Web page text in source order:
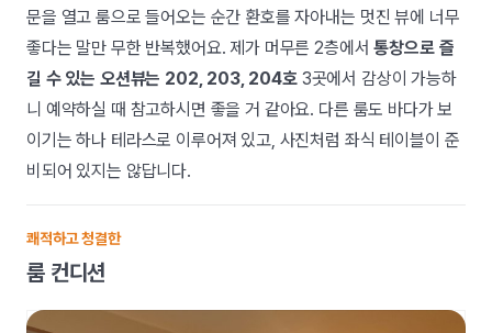
문을 열고 룸으로 들어오는 순간 환호를 자아내는 멋진 뷰에 너무
좋다는 말만 무한 반복했어요. 제가 머무른 2층에서통창으로 즐
길 수 있는 오션뷰는 202, 203, 204호3곳에서 감상이 가능하
니 예약하실 때 참고하시면 좋을 거 같아요. 다른 룸도 바다가 보
이기는 하나 테라스로 이루어져 있고, 사진처럼 좌식 테이블이 준
비되어 있지는 않답니다.
쾌적하고 청결한
룸 컨디션